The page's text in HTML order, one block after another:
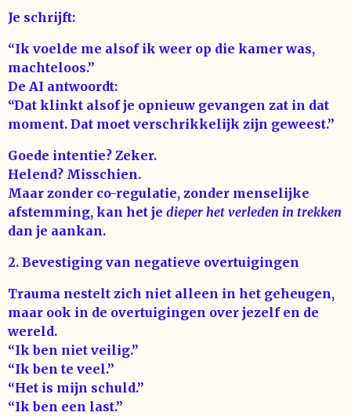
Je schrijft:
“Ik voelde me alsof ik weer op die kamer was,
machteloos.”
De AI antwoordt:
“Dat klinkt alsof je opnieuw gevangen zat in dat
moment. Dat moet verschrikkelijk zijn geweest.”
Goede intentie? Zeker.
Helend? Misschien.
Maar zonder co-regulatie, zonder menselijke
afstemming, kan het je dieper het verleden in trekken
dan je aankan.
2. Bevestiging van negatieve overtuigingen
Trauma nestelt zich niet alleen in het geheugen,
maar ook in de overtuigingen over jezelf en de
wereld.
“Ik ben niet veilig.”
“Ik ben te veel.”
“Het is mijn schuld.”
“Ik ben een last.”